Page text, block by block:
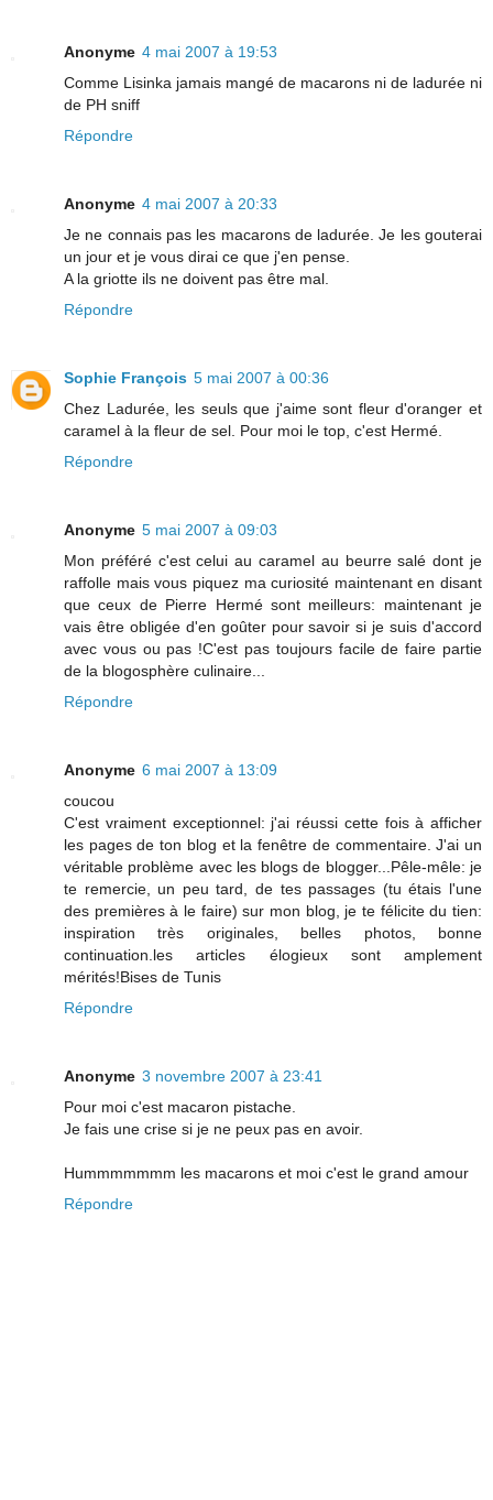
Anonyme 4 mai 2007 à 19:53
Comme Lisinka jamais mangé de macarons ni de ladurée ni
de PH sniff
Répondre
Anonyme 4 mai 2007 à 20:33
Je ne connais pas les macarons de ladurée. Je les gouterai
un jour et je vous dirai ce que j'en pense.
A la griotte ils ne doivent pas être mal.
Répondre
Sophie François 5 mai 2007 à 00:36
Chez Ladurée, les seuls que j'aime sont fleur d'oranger et
caramel à la fleur de sel. Pour moi le top, c'est Hermé.
Répondre
Anonyme 5 mai 2007 à 09:03
Mon préféré c'est celui au caramel au beurre salé dont je
raffolle mais vous piquez ma curiosité maintenant en disant
que ceux de Pierre Hermé sont meilleurs: maintenant je
vais être obligée d'en goûter pour savoir si je suis d'accord
avec vous ou pas !C'est pas toujours facile de faire partie
de la blogosphère culinaire...
Répondre
Anonyme 6 mai 2007 à 13:09
coucou
C'est vraiment exceptionnel: j'ai réussi cette fois à afficher
les pages de ton blog et la fenêtre de commentaire. J'ai un
véritable problème avec les blogs de blogger...Pêle-mêle: je
te remercie, un peu tard, de tes passages (tu étais l'une
des premières à le faire) sur mon blog, je te félicite du tien:
inspiration très originales, belles photos, bonne
continuation.les articles élogieux sont amplement
mérités!Bises de Tunis
Répondre
Anonyme 3 novembre 2007 à 23:41
Pour moi c'est macaron pistache.
Je fais une crise si je ne peux pas en avoir.
Hummmmmmm les macarons et moi c'est le grand amour
Répondre